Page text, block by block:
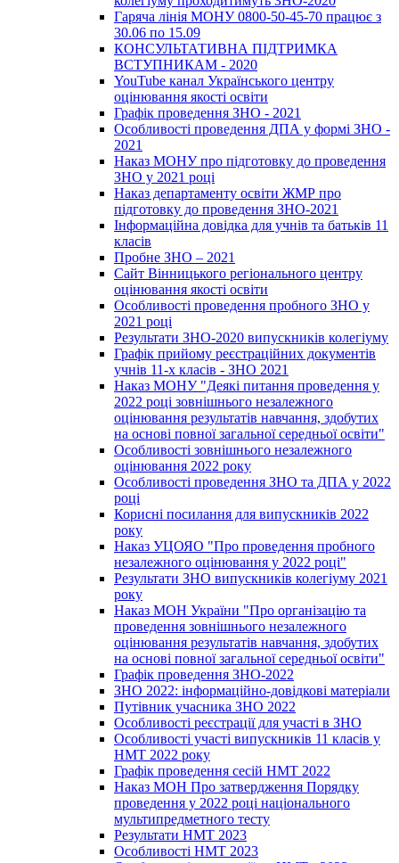
Гаряча лінія МОНУ 0800-50-45-70 працює з
30.06 по 15.09
КОНСУЛЬТАТИВНА ПІДТРИМКА
ВСТУПНИКАМ - 2020
YouTube канал Українського центру
оцінювання якості освіти
Графік проведення ЗНО - 2021
Особливості проведення ДПА у формі ЗНО -
2021
Наказ МОНУ про підготовку до проведення
ЗНО у 2021 році
Наказ департаменту освіти ЖМР про
підготовку до проведення ЗНО-2021
Інформаційна довідка для учнів та батьків 11
класів
Пробне ЗНО – 2021
Сайт Вінницького регіонального центру
оцінювання якості освіти
Особливості проведення пробного ЗНО у
2021 році
Результати ЗНО-2020 випускників колегіуму
Графік прийому реєстраційних документів
учнів 11-х класів - ЗНО 2021
Наказ МОНУ "Деякі питання проведення у
2022 році зовнішнього незалежного
оцінювання результатів навчання, здобутих
на основі повної загальної середньої освіти"
Особливості зовнішнього незалежного
оцінювання 2022 року
Особливості проведення ЗНО та ДПА у 2022
році
Корисні посилання для випускників 2022
року
Наказ УЦОЯО "Про проведення пробного
незалежного оцінювання у 2022 році"
Результати ЗНО випускників колегіуму 2021
року
Наказ МОН України "Про організацію та
проведення зовнішнього незалежного
оцінювання результатів навчання, здобутих
на основі повної загальної середньої освіти"
Графік проведення ЗНО-2022
ЗНО 2022: інформаційно-довідкові матеріали
Путівник учасника ЗНО 2022
Особливості реєстрації для участі в ЗНО
Особливості участі випускників 11 класів у
НМТ 2022 року
Графік проведення сесій НМТ 2022
Наказ МОН Про затвердження Порядку
проведення у 2022 році національного
мультипредметного тесту
Результати НМТ 2023
Особливості НМТ 2023